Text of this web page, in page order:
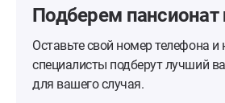
Подберем пансионат
Оставьте свой номер телефона
специалисты подберут лучший
для вашего случая.